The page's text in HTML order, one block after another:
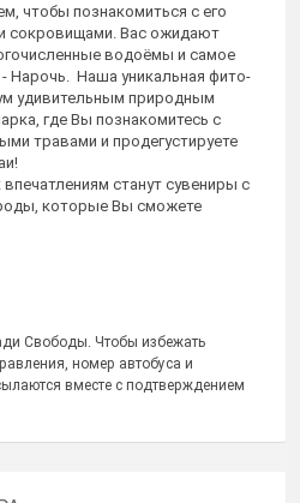
чтобы познакомиться с его
сокровищами. Вас ожидают
водоёмы и самое
Нарочь. Наша уникальная фито-
удивительным природным
где Вы познакомитесь с
травами и продегустируете
станут сувениры с
которые Вы сможете
Свободы. Чтобы избежать
номер автобуса и
вместе с подтверждением